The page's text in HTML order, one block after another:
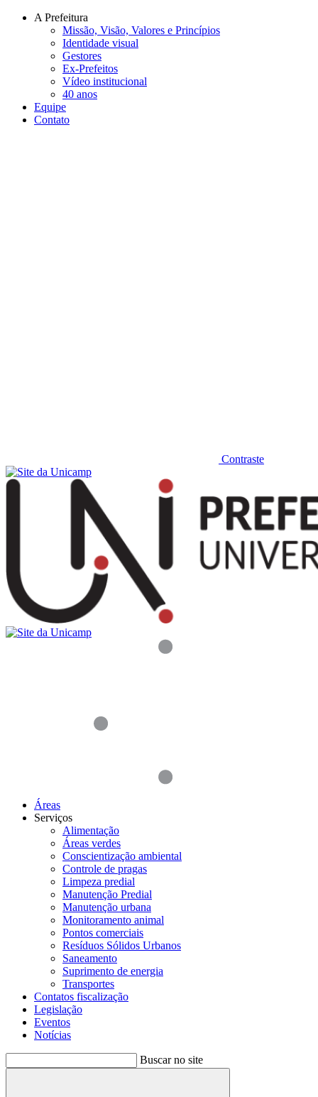
Conteúdo principal
A Prefeitura
Missão, Visão, Valores e Princípios
Identidade visual
Gestores
Ex-Prefeitos
Vídeo institucional
40 anos
Equipe
Contato
Contraste
Áreas
Serviços
Alimentação
Áreas verdes
Conscientização ambiental
Controle de pragas
Limpeza predial
Manutenção Predial
Manutenção urbana
Monitoramento animal
Pontos comerciais
Resíduos Sólidos Urbanos
Saneamento
Suprimento de energia
Transportes
Contatos fiscalização
Legislação
Eventos
Notícias
Buscar no site